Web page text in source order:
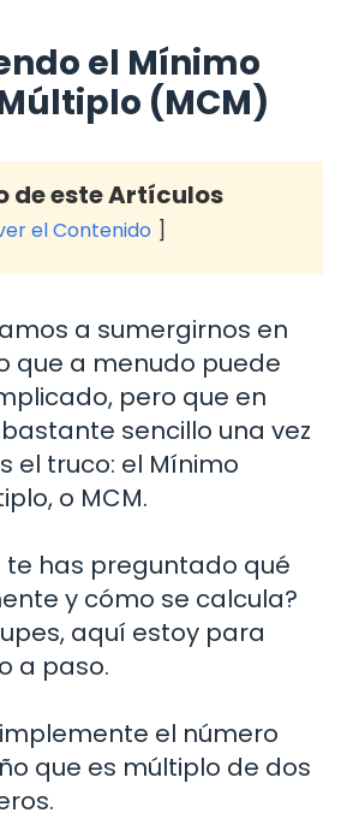
el Mínimo
(MCM)
de este Artículos
el Contenido
a sumergirnos en
que a menudo puede
pero que en
sencillo una vez
el truco: el Mínimo
o MCM.
te has preguntado qué
y cómo se calcula?
aquí estoy para
a paso.
el número
que es múltiplo de dos